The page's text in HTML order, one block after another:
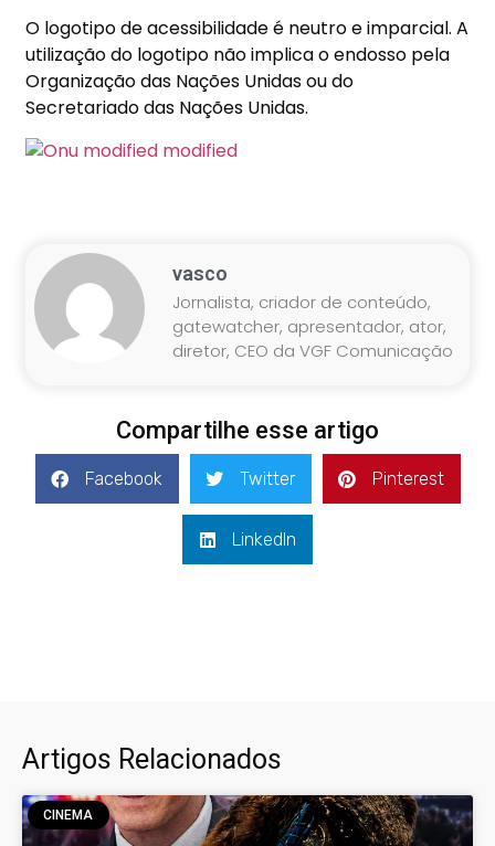
O logotipo de acessibilidade é neutro e imparcial. A
utilização do logotipo não implica o endosso pela
Organização das Nações Unidas ou do
Secretariado das Nações Unidas.
vasco
Jornalista, criador de conteúdo,
gatewatcher, apresentador, ator,
diretor, CEO da VGF Comunicação
Compartilhe esse artigo
Facebook Twitter Pinterest
LinkedIn
Artigos Relacionados
CINEMA